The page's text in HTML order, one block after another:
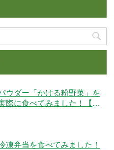
ウダー「かける粉野菜」を
際に食べてみました！【ベ
凍弁当を食べてみました！